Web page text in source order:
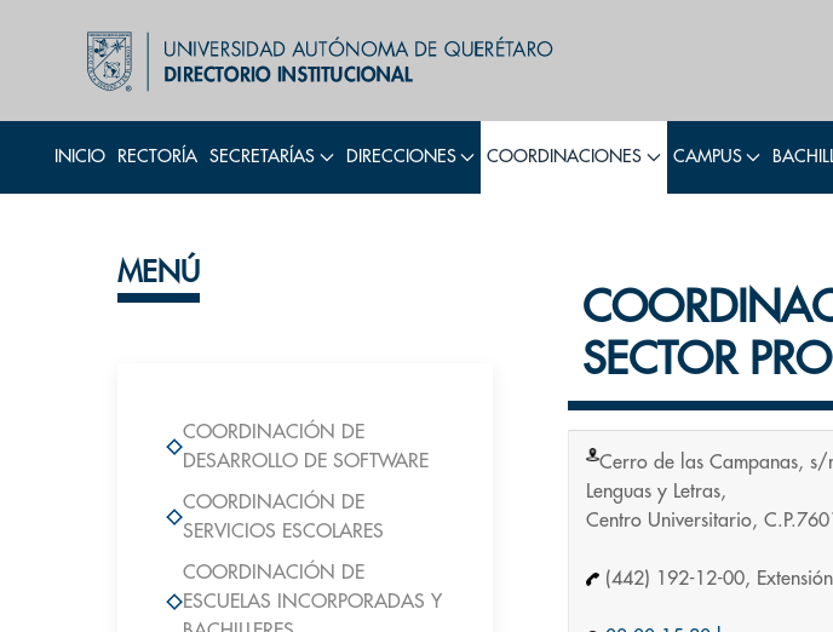
INICIO RECTORÍA SECRETARÍAS DIRECCIONES COORDINACIONES CAMPUS
MENÚ
COORDINACIÓN DE
DESARROLLO DE SOFTWARE
COORDINACIÓN DE
SERVICIOS ESCOLARES
COORDINACIÓN DE
ESCUELAS INCORPORADAS Y
SECTOR
Cerro de las Campanas, s/
Lenguas y Letras,
Centro Universitario,
(442) 192-12-00,